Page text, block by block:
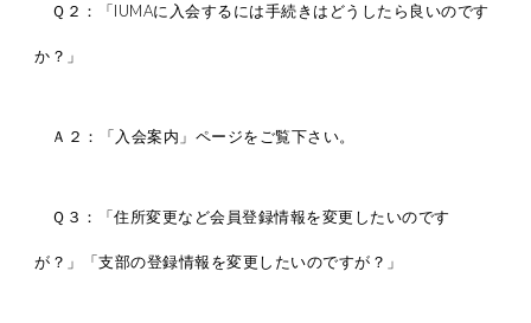
Ｑ２：「IUMAに入会するには手続きはどうしたら良いのです
か？」
Ａ２：「入会案内」ページをご覧下さい。
Ｑ３：「住所変更など会員登録情報を変更したいのです
が？」「支部の登録情報を変更したいのですが？」